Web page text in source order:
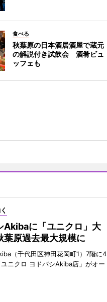
食べる
秋葉原の日本酒居酒屋で蔵元
の解説付き試飲会 酒肴ビュ
ッフェも
Akibaに「ユニクロ」大
原過去最大規模に
（千代田区神田花岡町1）7階に4
ユニクロ ヨドバシAkiba店」がオー